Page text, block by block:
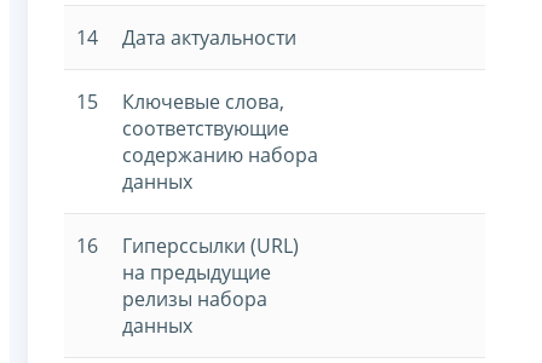
14 Дата актуальности
15
Ключевые слова,
соответствующие
содержанию набора
данных
16
Гиперссылки (URL)
на предыдущие
релизы набора
данных